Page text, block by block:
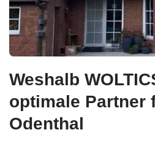
Weshalb
optimale Partner
Odenthal